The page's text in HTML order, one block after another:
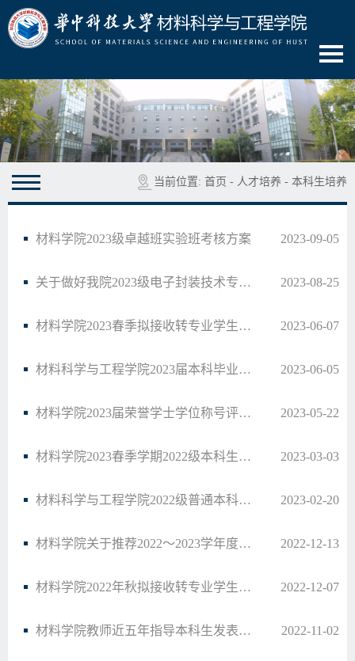
当前位置: 首页 - 人才培养 - 本科生培养
材料学院2023级卓越班实验班考核方案 2023-09-05
关于做好我院2023级电子封装技术专业选拔工作的通知 2023-08-25
材料学院2023春季拟接收转专业学生名单公示 2023-06-07
材料科学与工程学院2023届本科毕业生荣誉学士学位推荐名单公示 2023-06-05
材料学院2023届荣誉学士学位称号评选工作安排 2023-05-22
材料学院2023春季学期2022级本科生专业分流公示 2023-03-03
材料科学与工程学院2022级普通本科生专业分流方案 2023-02-20
材料学院关于推荐2022～2023学年度教学质量优秀奖一等奖申报人的公示 2022-12-13
材料学院2022年秋拟接收转专业学生名单公示 2022-12-07
材料学院教师近五年指导本科生发表论文统计情况 2022-11-02